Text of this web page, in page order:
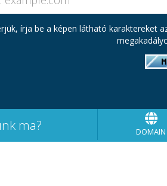
írja be a képen látható karaktereket
ma? DOMAIN